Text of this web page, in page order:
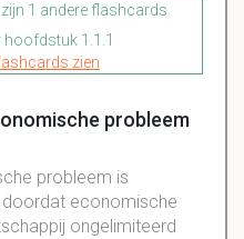
zijn 1 andere flashcards
1.1.1
zien
probleem
probleem is
economische
ongelimiteerd